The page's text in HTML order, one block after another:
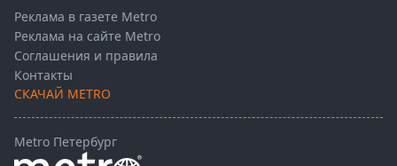
Реклама в газете Metro
Реклама на сайте Metro
Соглашения и правила
Контакты
СКАЧАЙ METRO
Metro Петербург